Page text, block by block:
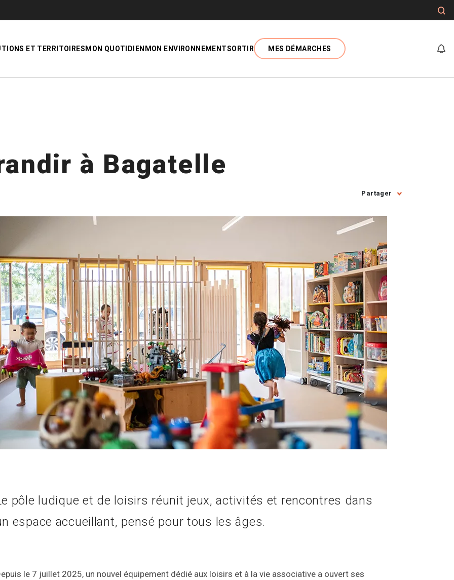
ET TERRITOIRES MON QUOTIDIEN MON ENVIRONNEMENTSORTIR MES DÉMARCHES
à Bagatelle
Partager
pôle ludique et de loisirs réunit jeux, activités et rencontres dans
espace accueillant, pensé pour tous les âges.
le 7 juillet 2025, un nouvel équipement dédié aux loisirs et à la vie associative a ouvert ses